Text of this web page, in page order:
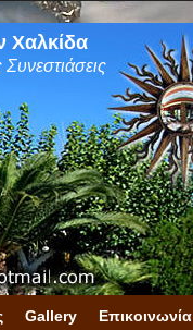
Χαλκίδα
Gallery Επικοινωνία